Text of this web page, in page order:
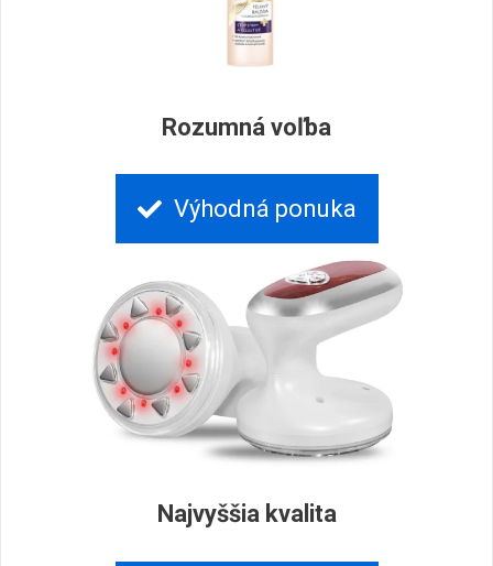
Rozumná voľba
Výhodná ponuka
Najvyššia kvalita